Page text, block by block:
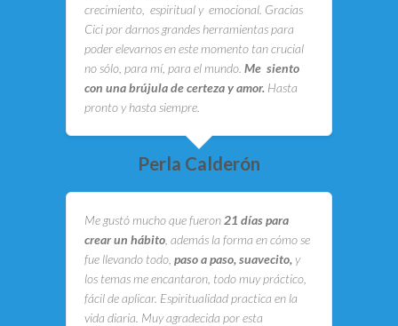
crecimiento, espiritual y emocional. Gracias
Cici por darnos grandes herramientas para
poder elevarnos en este momento tan crucial
no sólo, para mí, para el mundo. Me siento
con una brújula de certeza y amor. Hasta
pronto y hasta siempre.
Perla Calderón
Me gustó mucho que fueron 21 días para
crear un hábito , además la forma en cómo se
fue llevando todo, paso a paso, suavecito, y
los temas me encantaron, todo muy práctico,
fácil de aplicar. Espiritualidad practica en la
vida diaria. Muy agradecida por esta